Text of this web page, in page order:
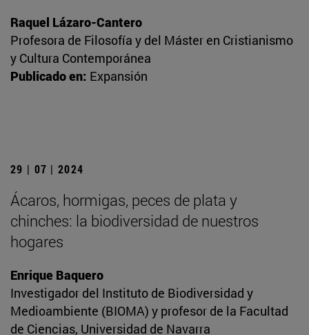
Raquel Lázaro-Cantero
Profesora de Filosofía y del Máster en Cristianismo
y Cultura Contemporánea
Publicado en: Expansión
29 | 07 | 2024
Ácaros, hormigas, peces de plata y
chinches: la biodiversidad de nuestros
hogares
Enrique Baquero
Investigador del Instituto de Biodiversidad y
Medioambiente (BIOMA) y profesor de la Facultad
de Ciencias, Universidad de Navarra